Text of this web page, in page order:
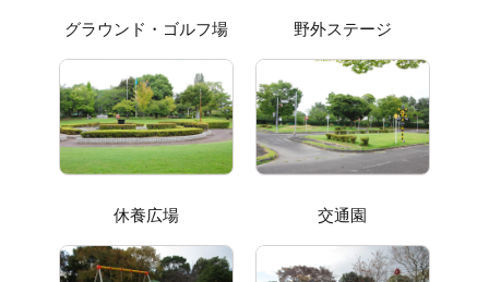
グラウンド・ゴルフ場 野外ステージ
休養広場 交通園